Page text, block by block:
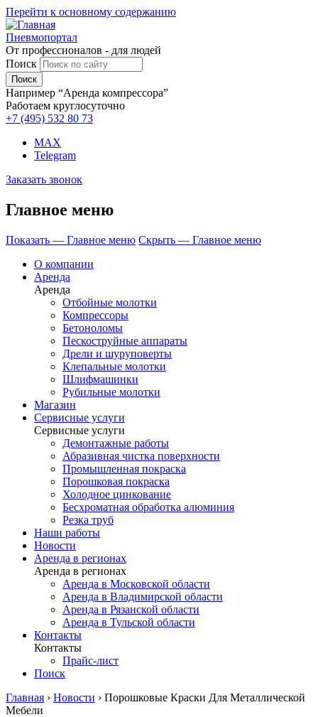
Перейти к основному содержанию
Пневмопортал
От профессионалов - для людей
Поиск
Например “Аренда компрессора”
Работаем круглосуточно
+7 (495) 532 80 73
MAX
Telegram
Заказать звонок
Главное меню
Показать — Главное меню Скрыть — Главное меню
О компании
Аренда
Аренда
Отбойные молотки
Компрессоры
Бетоноломы
Пескоструйные аппараты
Дрели и шуруповерты
Клепальные молотки
Шлифмашинки
Рубильные молотки
Магазин
Сервисные услуги
Сервисные услуги
Демонтажные работы
Абразивная чистка поверхности
Промышленная покраска
Порошковая покраска
Холодное цинкование
Бесхроматная обработка алюминия
Резка труб
Наши работы
Новости
Аренда в регионах
Аренда в регионах
Аренда в Московской области
Аренда в Владимирской области
Аренда в Рязанской области
Аренда в Тульской области
Контакты
Контакты
Прайс-лист
Поиск
Главная › Новости › Порошковые Краски Для Металлической
Мебели